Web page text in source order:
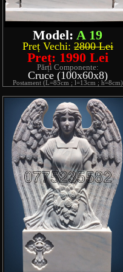
Model: A 19
Preț Vechi: 2800 Lei
Preț: 1990 Lei
Părți Componente:
Cruce (100x60x8)
Postament (L=85cm ; l=13cm ; h=8cm)